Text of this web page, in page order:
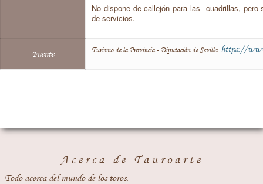
No dispone de callejón para las cuadrillas,
de servicios.
Fuente Turismo de la Provincia - Diputación de Sevilla https://
Acerca de Tauroarte
Todo acerca del mundo de los toros.